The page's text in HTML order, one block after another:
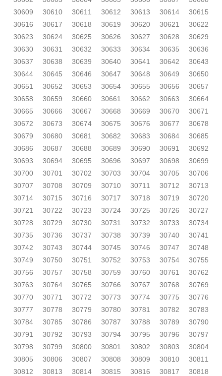
30609
30610 30611 30612 30613 30614
30615
30616
30617 30618 30619 30620 30621
30622
30623
30624 30625 30626 30627 30628
30629
30630
30631 30632 30633 30634 30635
30636
30637
30638 30639 30640 30641 30642
30643
30644
30645 30646 30647 30648 30649
30650
30651
30652 30653 30654 30655 30656
30657
30658
30659 30660 30661 30662 30663
30664
30665
30666 30667 30668 30669 30670
30671
30672
30673 30674 30675 30676 30677
30678
30679
30680 30681 30682 30683 30684
30685
30686
30687 30688 30689 30690 30691
30692
30693
30694 30695 30696 30697 30698
30699
30700
30701 30702 30703 30704 30705
30706
30707
30708 30709 30710 30711 30712
30713
30714
30715 30716 30717 30718 30719
30720
30721
30722 30723 30724 30725 30726
30727
30728
30729 30730 30731 30732 30733
30734
30735
30736 30737 30738 30739 30740
30741
30742
30743 30744 30745 30746 30747
30748
30749
30750 30751 30752 30753 30754
30755
30756
30757 30758 30759 30760 30761
30762
30763
30764 30765 30766 30767 30768
30769
30770
30771 30772 30773 30774 30775
30776
30777
30778 30779 30780 30781 30782
30783
30784
30785 30786 30787 30788 30789
30790
30791
30792 30793 30794 30795 30796
30797
30798
30799 30800 30801 30802 30803
30804
30805
30806 30807 30808 30809 30810
30811
30812
30813 30814 30815 30816 30817
30818